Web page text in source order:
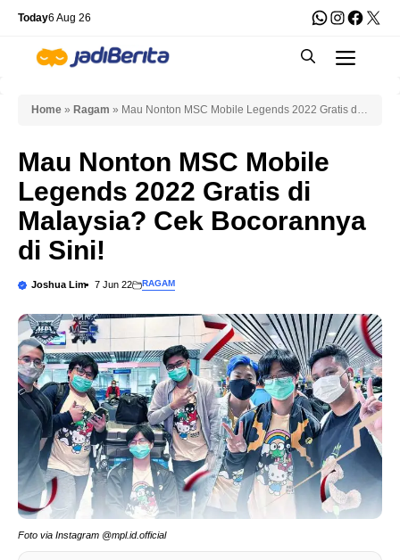
Skip
content
Today6 Aug 26 WhatsApp
X
Home » Ragam » Mau Nonton MSC Mobile Legends 2022 Gratis di
Mau Nonton MSC Mobile
Legends 2022 Gratis di
Malaysia? Cek Bocorannya
di Sini!
Joshua Lim 7 Jun 22 RAGAM
Foto via Instagram @mpl.id.official